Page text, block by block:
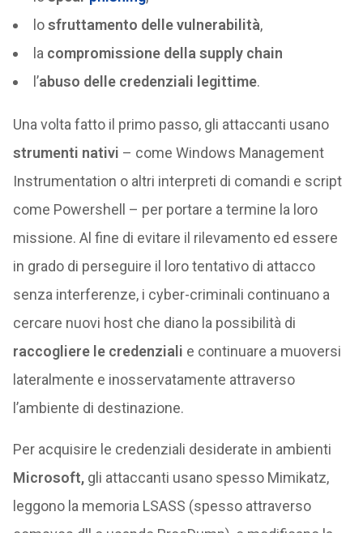
losfruttamento delle vulnerabilità,
la compromissione della supply chain
l’abuso delle credenziali legittime.
Una volta fatto il primo passo, gli attaccanti usano
strumenti nativi – come Windows Management
Instrumentation o altri interpreti di comandi e script
come Powershell – per portare a termine la loro
missione. Al fine di evitare il rilevamento ed essere
in grado di perseguire il loro tentativo di attacco
senza interferenze, i cyber-criminali continuano a
cercare nuovi host che diano la possibilità di
raccogliere le credenziali e continuare a muoversi
lateralmente e inosservatamente attraverso
l’ambiente di destinazione.
Per acquisire le credenziali desiderate in ambienti
Microsoft,gli attaccanti usano spesso Mimikatz,
leggono la memoria LSASS (spesso attraverso